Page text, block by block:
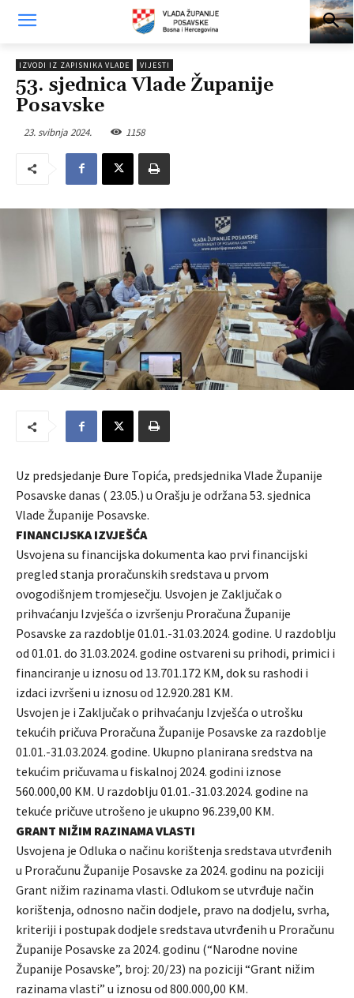
IZVODI IZ ZAPISNIKA VLADE VIJESTI
53. sjednica Vlade Županije
Posavske
23. svibnja 2024. 1158
Uz predsjedanje Đure Topića, predsjednika Vlade Županije
Posavske danas ( 23.05.) u Orašju je održana 53. sjednica
Vlade Županije Posavske.
FINANCIJSKA IZVJEŠĆA
Usvojena su financijska dokumenta kao prvi financijski
pregled stanja proračunskih sredstava u prvom
ovogodišnjem tromjesečju. Usvojen je Zaključak o
prihvaćanju Izvješća o izvršenju Proračuna Županije
Posavske za razdoblje 01.01.-31.03.2024. godine. U razdoblju
od 01.01. do 31.03.2024. godine ostvareni su prihodi, primici i
financiranje u iznosu od 13.701.172 KM, dok su rashodi i
izdaci izvršeni u iznosu od 12.920.281 KM.
Usvojen je i Zaključak o prihvaćanju Izvješća o utrošku
tekućih pričuva Proračuna Županije Posavske za razdoblje
01.01.-31.03.2024. godine. Ukupno planirana sredstva na
tekućim pričuvama u fiskalnoj 2024. godini iznose
560.000,00 KM. U razdoblju 01.01.-31.03.2024. godine na
tekuće pričuve utrošeno je ukupno 96.239,00 KM.
GRANT NIŽIM RAZINAMA VLASTI
Usvojena je Odluka o načinu korištenja sredstava utvrđenih
u Proračunu Županije Posavske za 2024. godinu na poziciji
Grant nižim razinama vlasti. Odlukom se utvrđuje način
korištenja, odnosno način dodjele, pravo na dodjelu, svrha,
kriteriji i postupak dodjele sredstava utvrđenih u Proračunu
Županije Posavske za 2024. godinu (“Narodne novine
Županije Posavske”, broj: 20/23) na poziciji “Grant nižim
razinama vlasti” u iznosu od 800.000,00 KM.